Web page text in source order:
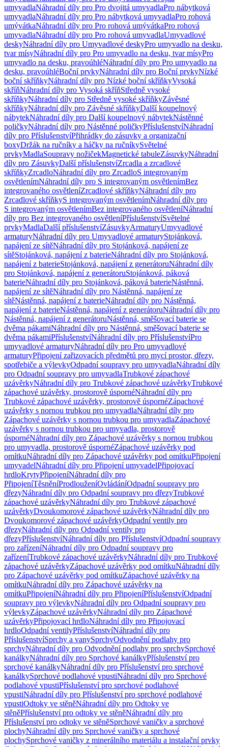
umyvadlaNáhradní díly pro Pro dvojitá umyvadlaPro nábytková
umyvadlaNáhradní díly pro Pro nábytková umyvadlaPro rohová
umývátkaNáhradní díly pro Pro rohová umývátkaPro rohová
umyvadlaNáhradní díly pro Pro rohová umyvadlaUmyvadlové
deskyNáhradní díly pro Umyvadlové deskyPro umyvadlo na desku,
tvar mísyNáhradní díly pro Pro umyvadlo na desku, tvar mísyPro
umyvadlo na desku, pravoúhléNáhradní díly pro Pro umyvadlo na
desku, pravoúhléBoční prvkyNáhradní díly pro Boční prvkyNízké
boční skříňkyNáhradní díly pro Nízké boční skříňkyVysoká
skříňNáhradní díly pro Vysoká skříňStředně vysoké
skříňkyNáhradní díly pro Středně vysoké skříňkyZávěsné
skříňkyNáhradní díly pro Závěsné skříňkyDalší koupelnový
nábytekNáhradní díly pro Další koupelnový nábytekNástěnné
poličkyNáhradní díly pro Nástěnné poličkyPříslušenstvíNáhradní
díly pro PříslušenstvíPřihrádky do zásuvky a organizační
boxyDržák na ručníky a háčky na ručníkySvětelné
prvkyMadlaSoupravy nožičekMagnetické tabuleZásuvkyNáhradní
díly pro ZásuvkyDalší příslušenstvíZrcadla a zrcadlové
skříňkyZrcadloNáhradní díly pro ZrcadloS integrovaným
osvětlenímNáhradní díly pro S integrovaným osvětlenímBez
integrovaného osvětleníZrcadlové skříňkyNáhradní díly pro
Zrcadlové skříňkyS integrovaným osvětlenímNáhradní díly pro
S integrovaným osvětlenímBez integrovaného osvětleníNáhradní
díly pro Bez integrovaného osvětleníPříslušenstvíSvětelné
prvkyMadlaDalší příslušenstvíZásuvkyArmaturyUmyvadlové
armaturyNáhradní díly pro Umyvadlové armaturyStojánková,
napájení ze sítěNáhradní díly pro Stojánková, napájení ze
sítěStojánková, napájení z baterieNáhradní díly pro Stojánková,
napájení z baterieStojánková, napájení z generátoruNáhradní díly
pro Stojánková, napájení z generátoruStojánková, páková
baterieNáhradní díly pro Stojánková, páková baterieNástěnná,
napájení ze sítěNáhradní díly pro Nástěnná, napájení ze
sítěNástěnná, napájení z baterieNáhradní díly pro Nástěnná,
napájení z baterieNástěnná, napájení z generátoruNáhradní díly pro
Nástěnná, napájení z generátoruNástěnná, směšovací baterie se
dvěma pákamiNáhradní díly pro Nástěnná, směšovací baterie se
dvěma pákamiPříslušenstvíNáhradní díly pro PříslušenstvíPro
umyvadlové armaturyNáhradní díly pro Pro umyvadlové
armaturyPřipojení zařizovacích předmětů pro mycí prostor, dřezy,
spotřebiče a výlevkyOdpadní soupravy pro umyvadlaNáhradní díly
pro Odpadní soupravy pro umyvadlaTrubkové zápachové
uzávěrkyNáhradní díly pro Trubkové zápachové uzávěrkyTrubkové
zápachové uzávěrky, prostorově úspornéNáhradní díly pro
Trubkové zápachové uzávěrky, prostorově úspornéZápachové
uzávěrky s nornou trubkou pro umyvadlaNáhradní díly pro
Zápachové uzávěrky s nornou trubkou pro umyvadlaZápachové
uzávěrky s nornou trubkou pro umyvadla, prostorově
úspornéNáhradní díly pro Zápachové uzávěrky s nornou trubkou
pro umyvadla, prostorově úspornéZápachové uzávěrky pod
omítkuNáhradní díly pro Zápachové uzávěrky pod omítkuPřipojení
umyvadelNáhradní díly pro Připojení umyvadelPřipojovací
hrdloKrytyPřipojeníNáhradní díly pro
PřipojeníTěsněníProdlouženíOvládáníOdpadní soupravy pro
dřezyNáhradní díly pro Odpadní soupravy pro dřezyTrubkové
zápachové uzávěrkyNáhradní díly pro Trubkové zápachové
uzávěrkyDvoukomorové zápachové uzávěrkyNáhradní díly pro
Dvoukomorové zápachové uzávěrkyOdpadní ventily pro
dřezyNáhradní díly pro Odpadní ventily pro
dřezyPříslušenstvíNáhradní díly pro PříslušenstvíOdpadní soupravy
pro zařízeníNáhradní díly pro Odpadní soupravy pro
zařízeníTrubkové zápachové uzávěrkyNáhradní díly pro Trubkové
zápachové uzávěrkyZápachové uzávěrky pod omítkuNáhradní díly
pro Zápachové uzávěrky pod omítkuZápachové uzávěrky na
omítkuNáhradní díly pro Zápachové uzávěrky na
omítkuPřipojeníNáhradní díly pro PřipojeníPříslušenstvíOdpadní
soupravy pro výlevkyNáhradní díly pro Odpadní soupravy pro
výlevkyZápachové uzávěrkyNáhradní díly pro Zápachové
uzávěrkyPřipojovací hrdloNáhradní díly pro Připojovací
hrdloOdpadní ventilyPříslušenstvíNáhradní díly pro
PříslušenstvíSprchy a vanySprchyOdvodnění podlahy pro
sprchyNáhradní díly pro Odvodnění podlahy pro sprchySprchové
kanálkyNáhradní díly pro Sprchové kanálkyPříslušenství pro
sprchové kanálkyNáhradní díly pro Příslušenství pro sprchové
kanálkySprchové podlahové vpustiNáhradní díly pro Sprchové
podlahové vpustiPříslušenství pro sprchové podlahové
vpustiNáhradní díly pro Příslušenství pro sprchové podlahové
vpustiOdtoky ve stěněNáhradní díly pro Odtoky ve
stěněPříslušenství pro odtoky ve stěněNáhradní díly pro
Příslušenství pro odtoky ve stěněSprchové vaničky a sprchové
plochyNáhradní díly pro Sprchové vaničky a sprchové
plochySprchové vaničky z minerálního materiálu a instalační prvky